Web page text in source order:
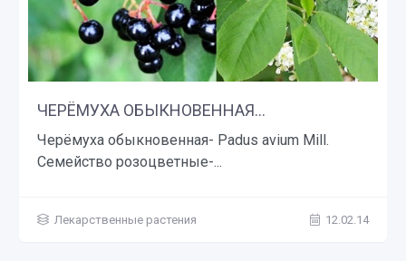
ЧЕРЁМУХА ОБЫКНОВЕННАЯ...
Черёмуха обыкновенная- Padus avium Mill.
Семейство розоцветные-...
Лекарственные растения 12.02.14